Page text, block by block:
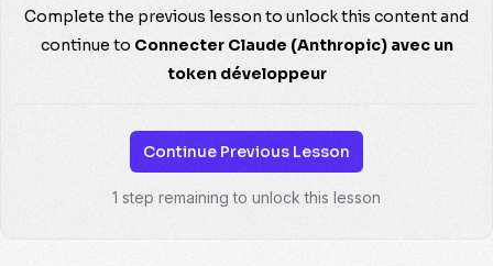
Complete the previous lesson to unlock this content and
continue to Connecter Claude (Anthropic) avec un
token développeur
Continue Previous Lesson
1 step remaining to unlock this lesson